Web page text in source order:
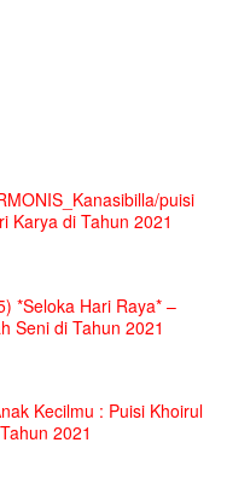
puisi
Karya di Tahun 2021
*Seloka Hari Raya* –
Seni di Tahun 2021
Kecilmu : Puisi Khoirul
2021